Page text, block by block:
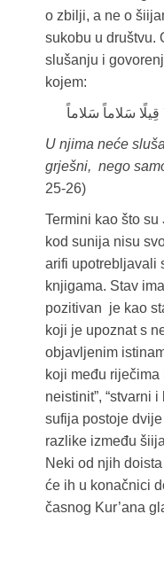
o zbilji, a ne o
sukobu u društvu.
slušanju i
kojem:
قِيلًا سَلاماً سَلاماً
U njima neće
grješni, nego
25-26)
Termini kao što su
kod sunija nisu
arifi upotrebljavali
knjigama. Stav
pozitivan je kao
koji je upoznat s
objavljenim
koji među riječima
neistinit”, “stvarni
sufija postoje
razlike između
Neki od njih
će ih u konačnici
časnog Kur’ana